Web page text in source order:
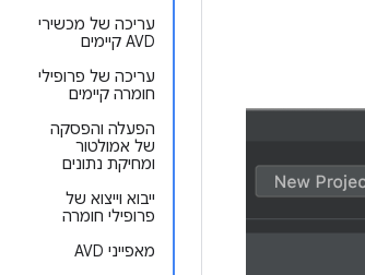
עריכה של מכשירי
AVD קיימים
עריכה של פרופילי
חומרה קיימים
הפעלה והפסקה
של אמולטור
ומחיקת נתונים
ייבוא וייצוא של
פרופילי חומרה
מאפייני AVD